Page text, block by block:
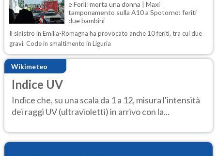
e Forlì: morta una donna | Maxi
tamponamento sulla A10 a Spotorno: feriti
due bambini
Il sinistro in Emilia-Romagna ha provocato anche 10 feriti, tra cui due
gravi. Code in smaltimento in Liguria
Wikimeteo
Indice UV
Indice che, su una scala da 1 a 12, misura l'intensità
dei raggi UV (ultravioletti) in arrivo con la...